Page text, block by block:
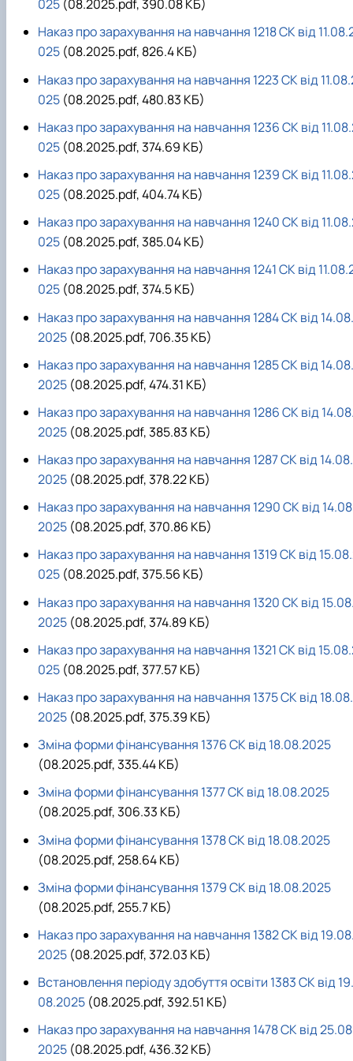
Іноземні мови
Їдальні та буфети
Центр вивчення мов
Психологічна підтримка
Інклюзивне середовище
Рада молодих вчених
Наукові школи
Стартап школа НУБіП України
Методичні рекомендації, пам'ятки
Форми документів
Патентно-ліцензійна діяльність
ЦКНО «Агропромисловий комплекс, лісове і
садово-паркове господарство, ветеринарна
медицина»
Обладнання НУБіП України
Біоетична комісія
Наукові видання
Досліднику та автору
Звіт про проведення НТЗ
Наукові журнали НУБіП України
Наукові журнали НУБіП України (English)
Пам'ятка про проведення науково-
заходів
Порядок планування та організації
Результати науково-технічних заходів
Монографії
Наука для бізнесу
Каталог наукових послуг
«SEB-2024»
«SEB-2025»
Наглядова рада
Рада роботодавців
Благодійний фонд «Голосіївська ініціатива
2020»
Історія університету
Видатні випускники та працівники
Звіт ректора
Пам'яті захисників України
Почесні доктори і професори НУБіП України
Пресслужба
Університетський кур'єр
Вибори ректора
Програма розвитку університету
Доступ до публічної інформації
Державні закупівлі
Офіційна символіка
Антикорупційні заходи
Уповноважена особа з питань запобігання
виявлення корупції
Положення про антикорупційного
уповноваженого НУБіП України
Національні нормативно-правові акти
Інформаційні ресурси НАЗК
Методичні роз’яснення НАЗК
Гендерна радниця
Контактна інформація
025 (08.2025.pdf, 390.08 КБ)
Наказ про зарахування на навчання 1218 СК від
025 (08.2025.pdf, 826.4 КБ)
Наказ про зарахування на навчання 1223 СК від
025 (08.2025.pdf, 480.83 КБ)
Наказ про зарахування на навчання 1236 СК від
025 (08.2025.pdf, 374.69 КБ)
Наказ про зарахування на навчання 1239 СК від
025 (08.2025.pdf, 404.74 КБ)
Наказ про зарахування на навчання 1240 СК від
025 (08.2025.pdf, 385.04 КБ)
Наказ про зарахування на навчання 1241 СК від
025 (08.2025.pdf, 374.5 КБ)
Наказ про зарахування на навчання 1284 СК від 14.08.
2025 (08.2025.pdf, 706.35 КБ)
Наказ про зарахування на навчання 1285 СК від 14.08.
2025 (08.2025.pdf, 474.31 КБ)
Наказ про зарахування на навчання 1286 СК від
2025 (08.2025.pdf, 385.83 КБ)
Наказ про зарахування на навчання 1287 СК від 14.08.
2025 (08.2025.pdf, 378.22 КБ)
Наказ про зарахування на навчання 1290 СК від
2025 (08.2025.pdf, 370.86 КБ)
Наказ про зарахування на навчання 1319 СК від
025 (08.2025.pdf, 375.56 КБ)
Наказ про зарахування на навчання 1320 СК від
2025 (08.2025.pdf, 374.89 КБ)
Наказ про зарахування на навчання 1321 СК від
025 (08.2025.pdf, 377.57 КБ)
Наказ про зарахування на навчання 1375 СК від 18.08.
2025 (08.2025.pdf, 375.39 КБ)
Зміна форми фінансування 1376 СК від 18.08.2025
(08.2025.pdf, 335.44 КБ)
Зміна форми фінансування 1377 СК від 18.08.2025
(08.2025.pdf, 306.33 КБ)
Зміна форми фінансування 1378 СК від 18.08.2025
(08.2025.pdf, 258.64 КБ)
Зміна форми фінансування 1379 СК від 18.08.2025
(08.2025.pdf, 255.7 КБ)
Наказ про зарахування на навчання 1382 СК від
2025 (08.2025.pdf, 372.03 КБ)
Встановлення періоду здобуття освіти 1383 СК від 19.
08.2025 (08.2025.pdf, 392.51 КБ)
Наказ про зарахування на навчання 1478 СК від
2025 (08.2025.pdf, 436.32 КБ)